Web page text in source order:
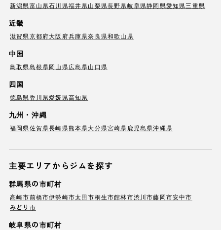
新潟県富山県石川県福井県山梨県長野県岐阜県静岡県愛知県三重県
近畿
滋賀県京都府大阪府兵庫県奈良県和歌山県
中国
鳥取県島根県岡山県広島県山口県
四国
徳島県香川県愛媛県高知県
九州・沖縄
福岡県佐賀県長崎県熊本県大分県宮崎県 鹿児島県沖縄県
主要エリアからジムを探す
群馬県の市町村
高崎市前橋市伊勢崎市太田市桐生市館林市渋川市藤岡市安中市
みどり市
岐阜県の市町村